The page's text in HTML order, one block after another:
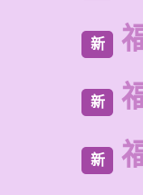
新
新
新